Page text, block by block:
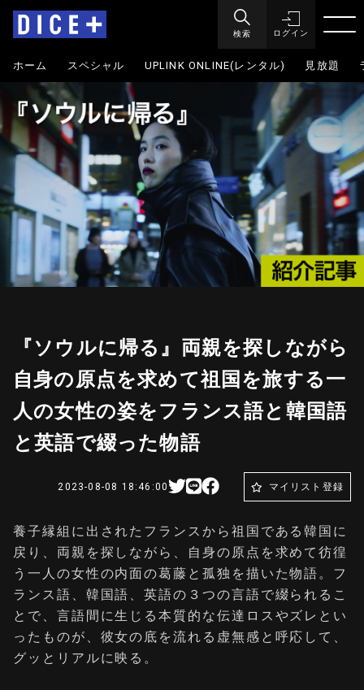
検索 ログイン
ホーム スペシャル UPLINK ONLINE(レンタル) 見放題
『ソウルに帰る』両親を探しながら
自身の原点を求めて祖国を旅する一
人の女性の姿をフランス語と韓国語
と英語で綴った物語
2023-08-08 18:46:00 マイリスト登録
養子縁組に出されたフランスから祖国である韓国に
戻り、両親を探しながら、自身の原点を求めて彷徨
う一人の女性の内面の葛藤と孤独を描いた物語。フ
ランス語、韓国語、英語の３つの言語で綴られるこ
とで、言語間に生じる本質的な伝達ロスやズレとい
ったものが、彼女の底を流れる虚無感と呼応して、
グッとリアルに映る。